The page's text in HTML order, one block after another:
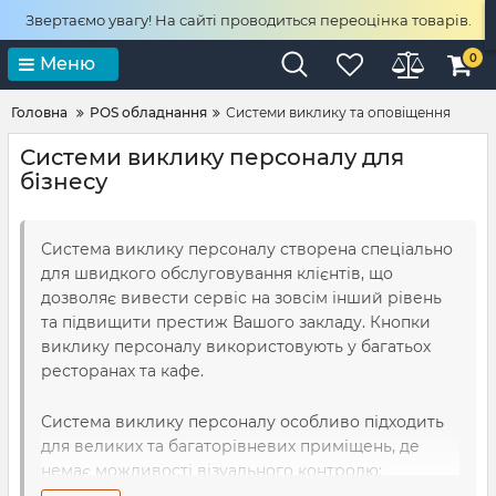
Звертаємо увагу! На сайті проводиться переоцінка товарів.
Меню 0
Головна POS обладнання Системи виклику та оповіщення
Системи виклику персоналу для
бізнесу
Система виклику персоналу створена спеціально
для швидкого обслуговування клієнтів, що
дозволяє вивести сервіс на зовсім інший рівень
та підвищити престиж Вашого закладу. Кнопки
виклику персоналу використовують у багатьох
ресторанах та кафе.
Система виклику персоналу особливо підходить
для великих та багаторівневих приміщень, де
немає можливості візуального контролю: